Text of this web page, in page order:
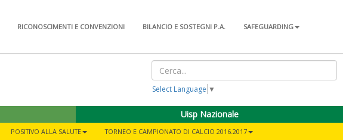
RICONOSCIMENTI E CONVENZIONI BILANCIO E SOSTEGNI P.A.
SAFEGUARDING
Select Language ▼
Uisp Nazionale
POSITIVO ALLA SALUTE TORNEO E CAMPIONATO DI CALCIO 2016.2017